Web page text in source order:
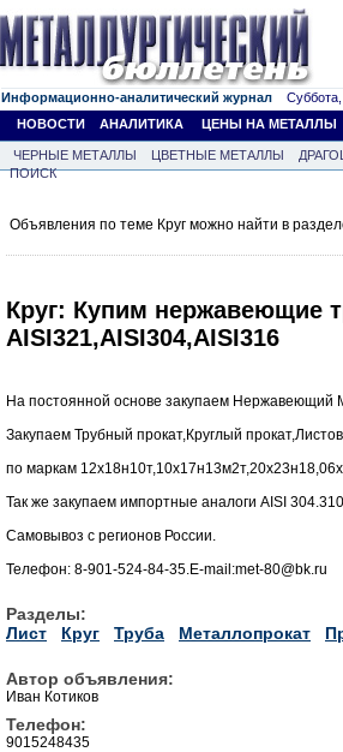
Информационно-аналитический журнал Суббота,
НОВОСТИ
АНАЛИТИКА ЦЕНЫ НА МЕТАЛЛЫ
ЧЕРНЫЕ МЕТАЛЛЫ ЦВЕТНЫЕ МЕТАЛЛЫ
ПОИСК
Объявления по теме Круг можно найти в
Круг: Купим нержавеющие
AISI321,AISI304,AISI316
На постоянной основе закупаем Нержавеющий
Закупаем Трубный прокат,Круглый
по маркам
Так же закупаем импортные аналоги AISI
Самовывоз с регионов России.
Телефон: 8-901-524-84-35.E-mail:met-80@bk.ru
Разделы:
Лист
Круг Труба Металлопрокат
Автор объявления:
Иван Котиков
Телефон:
9015248435